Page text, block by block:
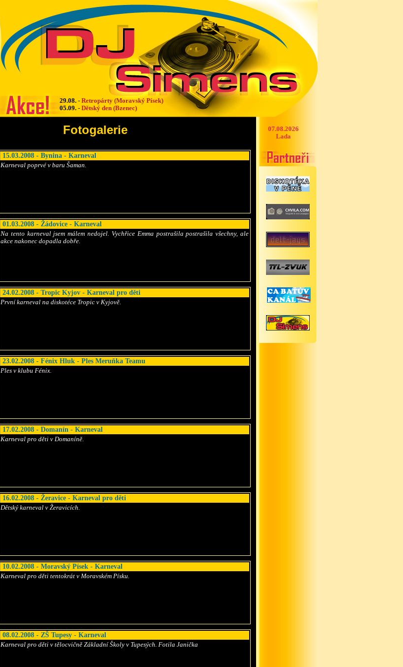
29.08. - Retropárty (Moravský Písek)
05.09. - Dětský den (Bzenec)
07.08.2026
Lada
Fotogalerie
15.03.2008 - Bynina - Karneval
Karneval poprvé v baru Šaman.
01.03.2008 - Žádovice - Karneval
Na tento karneval jsem málem nedojel. Vychřice Emma postrašila postrašila všechny, ale
akce nakonec dopadla dobře.
24.02.2008 - Tropic Kyjov - Karneval pro děti
První karneval na diskotéce Tropic v Kyjově.
23.02.2008 - Fénix Hluk - Ples Meruňka Teamu
Ples v klubu Fénix.
17.02.2008 - Domanín - Karneval
Karneval pro děti v Domaníně.
16.02.2008 - Žeravice - Karneval pro děti
Dětský karneval v Žeravicích.
10.02.2008 - Moravský Písek - Karneval
Karneval pro děti tentokrát v Moravském Písku.
08.02.2008 - ZŠ Tupesy - Karneval
Karneval pro děti v tělocvičně Základní Školy v Tupesých. Fotila Janička